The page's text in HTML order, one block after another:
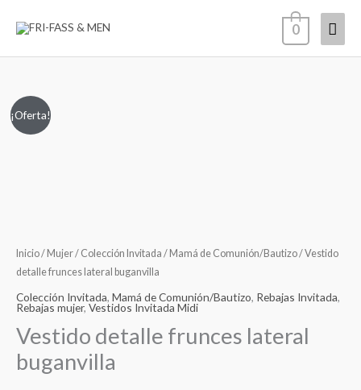
0
¡Oferta!
Inicio/ Mujer/ Colección Invitada / Mamá de Comunión/Bautizo/ Vestido
detalle frunces lateral buganvilla
Colección Invitada, Mamá de Comunión/Bautizo, Rebajas Invitada,
Rebajas mujer, Vestidos Invitada Midi
Vestido detalle frunces lateral
buganvilla
Vestido
detalle